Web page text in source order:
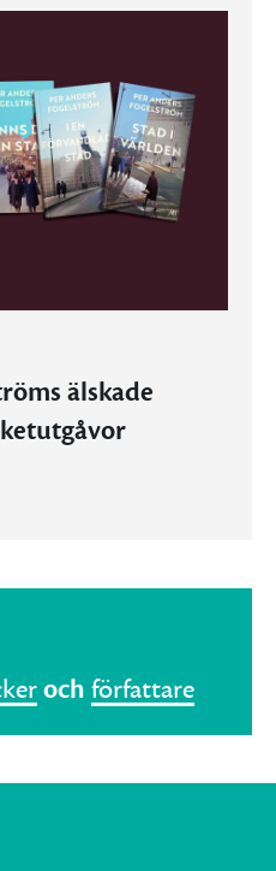
älskade
och författare